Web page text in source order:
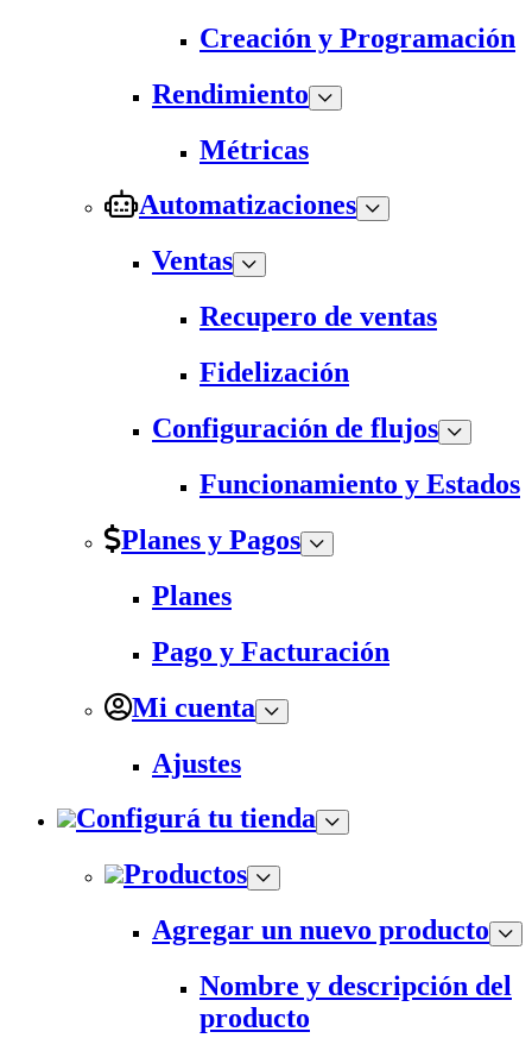
Creación y Programación
Rendimiento
Métricas
Automatizaciones
Ventas
Recupero de ventas
Fidelización
Configuración de flujos
Funcionamiento y Estados
Planes y Pagos
Planes
Pago y Facturación
Mi cuenta
Ajustes
Configurá tu tienda
Productos
Agregar un nuevo producto
Nombre y descripción del
producto